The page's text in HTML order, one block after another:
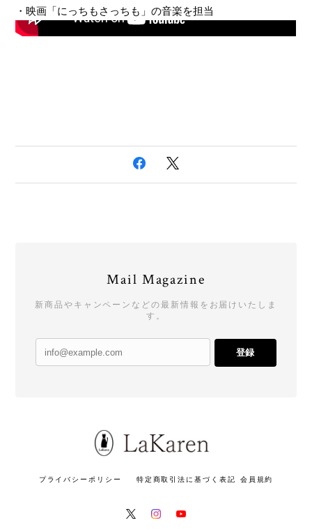
・映画「にっちもさっちも」の音楽を担当
Mail Magazine
新商品やキャンペーンなどの最新情報をお届けいたしま
す。
登録
プライバシーポリシー 特定商取引法に基づく表記 会員規約